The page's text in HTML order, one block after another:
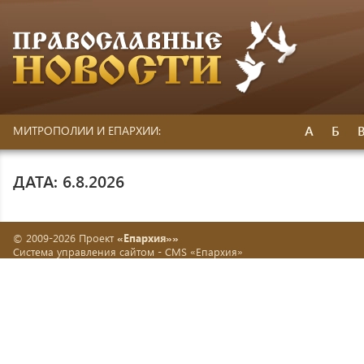
МИТРОПОЛИИ И ЕПАРХИИ: А Б
ДАТА: 6.8.2026
© 2009-2026 Проект «Епархия»»
Система управления сайтом - CMS «Епархия»